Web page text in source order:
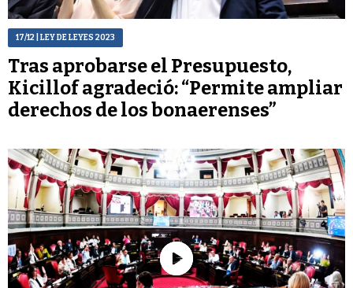
17/12 | LEY DE LEYES 2023
Tras aprobarse el Presupuesto,
Kicillof agradeció: “Permite ampliar
derechos de los bonaerenses”